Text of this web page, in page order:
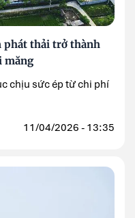
phát thải trở thành
măng
chịu sức ép từ chi phí
11/04/2026 - 13:35